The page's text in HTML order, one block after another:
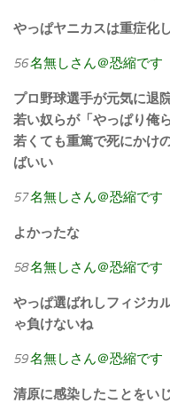
やっぱヤニカスは重症化
56名無しさん＠恐縮です
プロ野球選手が元気に退
若い奴らが「やっぱり俺
若くても重篤で死にかけ
ばいい
57名無しさん＠恐縮です
よかったな
58名無しさん＠恐縮です
やっぱ選ばれしフィジカ
ゃ負けないね
59名無しさん＠恐縮です
清原に感染したことをい